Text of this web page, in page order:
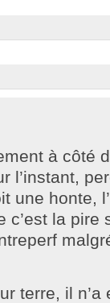
à côté
l’instant,
une honte,
c’est la pire
terre, il n’a